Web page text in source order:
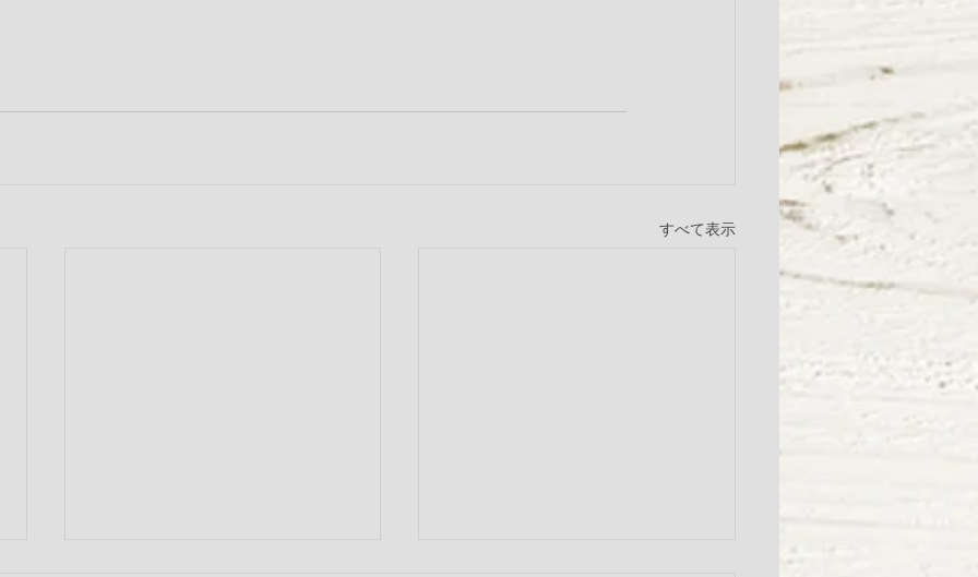
すべて表示